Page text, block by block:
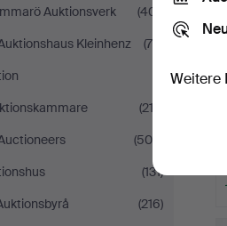
Auktionsverk
(401)
Kleinhenz
(75)
(212)
(500)
(131)
(216)
Weitere